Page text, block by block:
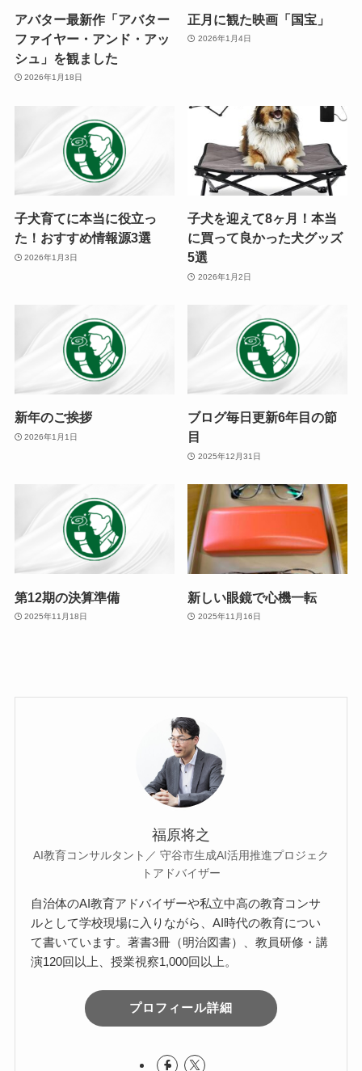
アバター最新作「アバター
ファイヤー・アンド・アッ
シュ」を観ました
2026年1月18日
正月に観た映画「国宝」
2026年1月4日
子犬育てに本当に役立っ
た！おすすめ情報源3選
2026年1月3日
子犬を迎えて8ヶ月！本当
に買って良かった犬グッズ
5選
2026年1月2日
新年のご挨拶
2026年1月1日
ブログ毎日更新6年目の節
目
2025年12月31日
第12期の決算準備
2025年11月18日
新しい眼鏡で心機一転
2025年11月16日
福原将之
AI教育コンサルタント／ 守谷市生成AI活用推進プロジェク
トアドバイザー
自治体のAI教育アドバイザーや私立中高の教育コンサ
ルとして学校現場に入りながら、AI時代の教育につい
て書いています。著書3冊（明治図書）、教員研修・講
演120回以上、授業視察1,000回以上。
プロフィール詳細